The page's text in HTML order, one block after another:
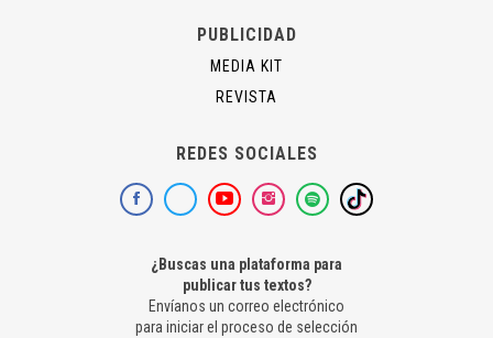
PUBLICIDAD
MEDIA KIT
REVISTA
REDES SOCIALES
¿Buscas una plataforma para
publicar tus textos?
Envíanos un correo electrónico
para iniciar el proceso de selección